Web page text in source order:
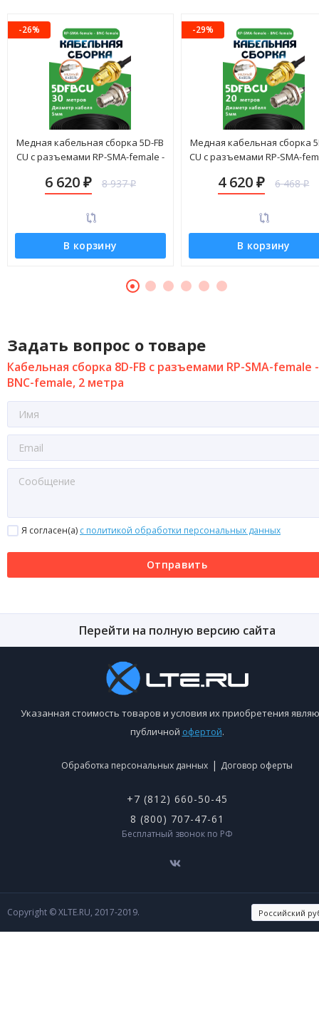
-26%
Медная кабельная сборка 5D-FB
CU с разъемами RP-SMA-female -
6 620 ₽ 8 937₽
В корзину
-29%
Медная кабельная сборка
CU с разъемами RP-SMA-
4 620₽ 6 468₽
В корзину
Задать вопрос о товаре
Кабельная сборка 8D-FB с разъемами RP-SMA-female -
BNC-female, 2 метра
Я согласен(a) с политикой обработки персональных данных
Отправить
Перейти на полную версию сайта
Указанная стоимость товаров и условия их приобретения
публичной офертой.
Обработка персональных данных | Договор оферты
+7 (812) 660-50-45
8 (800) 707-47-61
Бесплатный звонок по РФ
Copyright © XLTE.RU, 2017-2019.